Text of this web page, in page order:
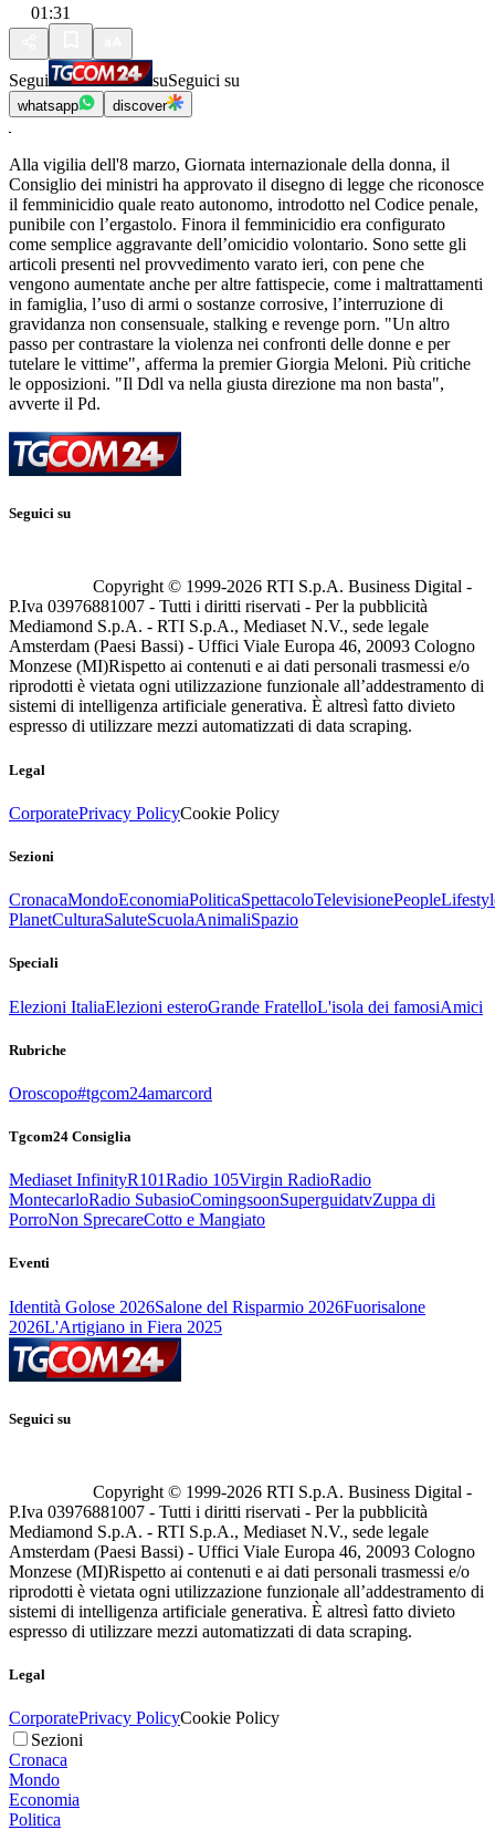
01:31
Segui suSeguici su
whatsapp discover
Alla vigilia dell'8 marzo, Giornata internazionale della donna, il
Consiglio dei ministri ha approvato il disegno di legge che riconosce
il femminicidio quale reato autonomo, introdotto nel Codice penale,
punibile con l’ergastolo. Finora il femminicidio era configurato
come semplice aggravante dell’omicidio volontario. Sono sette gli
articoli presenti nel provvedimento varato ieri, con pene che
vengono aumentate anche per altre fattispecie, come i maltrattamenti
in famiglia, l’uso di armi o sostanze corrosive, l’interruzione di
gravidanza non consensuale, stalking e revenge porn. "Un altro
passo per contrastare la violenza nei confronti delle donne e per
tutelare le vittime", afferma la premier Giorgia Meloni. Più critiche
le opposizioni. "Il Ddl va nella giusta direzione ma non basta",
avverte il Pd.
Seguici su
Copyright © 1999-2026 RTI S.p.A. Business Digital -
P.Iva 03976881007 - Tutti i diritti riservati - Per la pubblicità
Mediamond S.p.A. - RTI S.p.A., Mediaset N.V., sede legale
Amsterdam (Paesi Bassi) - Uffici Viale Europa 46, 20093 Cologno
Monzese (MI)Rispetto ai contenuti e ai dati personali trasmessi e/o
riprodotti è vietata ogni utilizzazione funzionale all’addestramento di
sistemi di intelligenza artificiale generativa. È altresì fatto divieto
espresso di utilizzare mezzi automatizzati di data scraping.
Legal
CorporatePrivacy PolicyCookie Policy
Sezioni
CronacaMondoEconomiaPoliticaSpettacoloTelevisionePeople
PlanetCulturaSaluteScuolaAnimaliSpazio
Speciali
Elezioni ItaliaElezioni esteroGrande FratelloL'isola dei famosiAmici
Rubriche
Oroscopo#tgcom24amarcord
Tgcom24 Consiglia
Mediaset InfinityR101Radio 105Virgin RadioRadio
MontecarloRadio SubasioComingsoonSuperguidatvZuppa di
PorroNon SprecareCotto e Mangiato
Eventi
Identità Golose 2026Salone del Risparmio 2026Fuorisalone
2026L'Artigiano in Fiera 2025
Seguici su
Copyright © 1999-2026 RTI S.p.A. Business Digital -
P.Iva 03976881007 - Tutti i diritti riservati - Per la pubblicità
Mediamond S.p.A. - RTI S.p.A., Mediaset N.V., sede legale
Amsterdam (Paesi Bassi) - Uffici Viale Europa 46, 20093 Cologno
Monzese (MI)Rispetto ai contenuti e ai dati personali trasmessi e/o
riprodotti è vietata ogni utilizzazione funzionale all’addestramento di
sistemi di intelligenza artificiale generativa. È altresì fatto divieto
espresso di utilizzare mezzi automatizzati di data scraping.
Legal
CorporatePrivacy PolicyCookie Policy
Sezioni
Cronaca
Mondo
Economia
Politica